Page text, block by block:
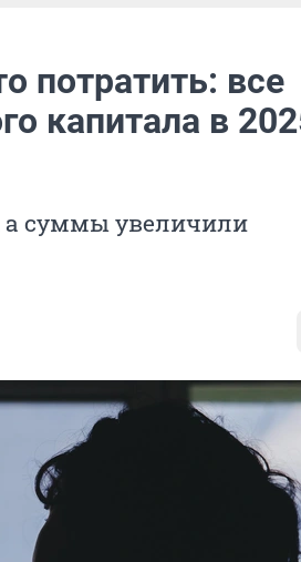
потратить: все
капитала в
а суммы увеличили